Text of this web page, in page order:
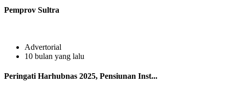
Pemprov Sultra
Advertorial
10 bulan yang lalu
Peringati Harhubnas 2025, Pensiunan Inst...